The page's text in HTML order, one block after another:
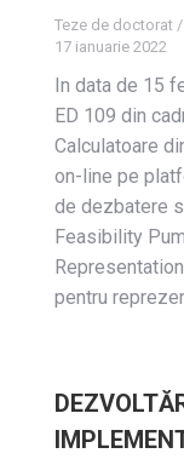
Teze de doctorat
17 ianuarie 2022
In data de 15
ED 109 din
Calculatoare
on-line pe
de dezbatere
Feasibility
pentru